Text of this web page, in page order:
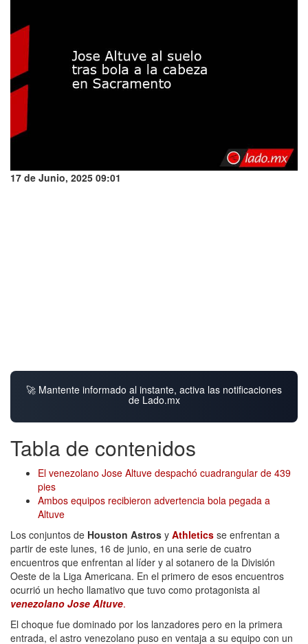
17 de Junio, 2025 09:01
🚀 Mantente informado al instante, activa las notificaciones
de Lado.mx
Tabla de contenidos
El venezolano Jose Altuve despachó cuadrangular de 439
pies
Ambos equipos recibieron advertencia bola pegada a
Altuve
Los conjuntos de Houston Astros y Athletics se enfrentan a
partir de este lunes, 16 de junio, en una serie de cuatro
encuentros que enfrentan al líder y al sotanero de la División
Oeste de la Liga Americana. En el primero de esos encuentros
ocurrió un hecho llamativo que tuvo como protagonista al
venezolano Jose Altuve.
El choque fue dominado por los lanzadores pero en la primera
entrada, el astro venezolano puso en ventaja a su equipo con un